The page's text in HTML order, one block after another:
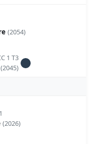
(2054)
1 T3
(2045)
(2026)